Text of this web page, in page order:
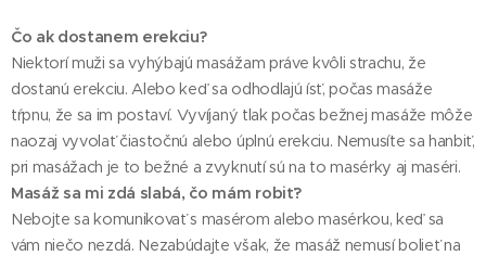
Čo ak dostanem erekciu?
Niektorí muži sa vyhýbajú masážam práve kvôli strachu, že
dostanú erekciu. Alebo keď sa odhodlajú ísť, počas masáže
tŕpnu, že sa im postaví. Vyvíjaný tlak počas bežnej masáže môže
naozaj vyvolať čiastočnú alebo úplnú erekciu. Nemusíte sa hanbiť,
pri masážach je to bežné a zvyknutí sú na to masérky aj maséri.
Masáž sa mi zdá slabá, čo mám robiť?
Nebojte sa komunikovať s masérom alebo masérkou, keď sa
vám niečo nezdá. Nezabúdajte však, že masáž nemusí bolieť na